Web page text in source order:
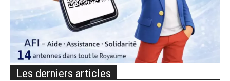
Les derniers articles